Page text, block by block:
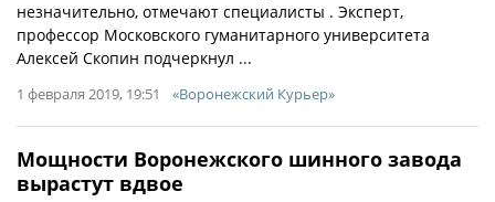
незначительно, отмечают специалисты . Эксперт,
профессор Московского гуманитарного университета
Алексей Скопин подчеркнул ...
1 февраля 2019, 19:51 «Воронежский Курьер»
Мощности Воронежского шинного завода
вырастут вдвое